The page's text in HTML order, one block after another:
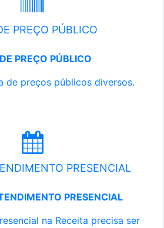
PREÇO PÚBLICO
PREÇO PÚBLICO
de preços públicos diversos.
PRESENCIAL
PRESENCIAL
na Receita precisa ser